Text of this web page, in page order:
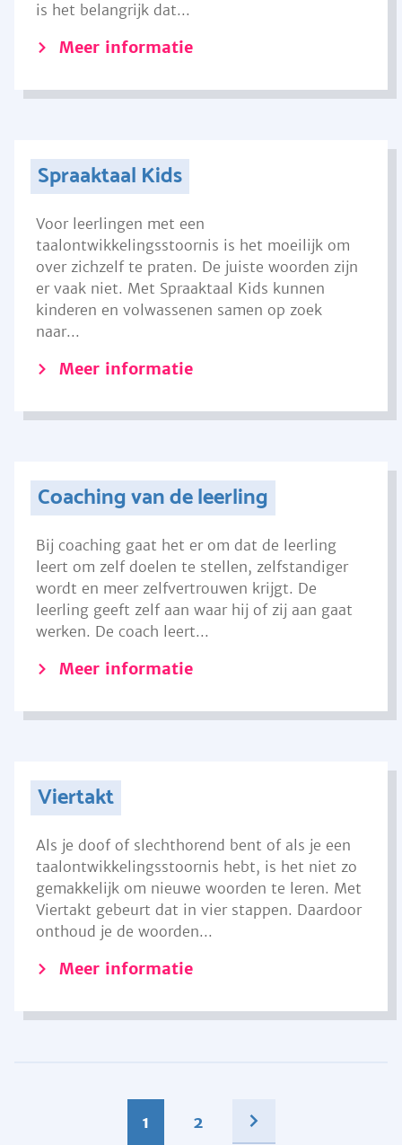
is het belangrijk dat...
Meer informatie
Spraaktaal Kids
Voor leerlingen met een
taalontwikkelingsstoornis is het moeilijk om
over zichzelf te praten. De juiste woorden zijn
er vaak niet. Met Spraaktaal Kids kunnen
kinderen en volwassenen samen op zoek
naar...
Meer informatie
Coaching van de leerling
Bij coaching gaat het er om dat de leerling
leert om zelf doelen te stellen, zelfstandiger
wordt en meer zelfvertrouwen krijgt. De
leerling geeft zelf aan waar hij of zij aan gaat
werken. De coach leert...
Meer informatie
Viertakt
Als je doof of slechthorend bent of als je een
taalontwikkelingsstoornis hebt, is het niet zo
gemakkelijk om nieuwe woorden te leren. Met
Viertakt gebeurt dat in vier stappen. Daardoor
onthoud je de woorden...
Meer informatie
1 2